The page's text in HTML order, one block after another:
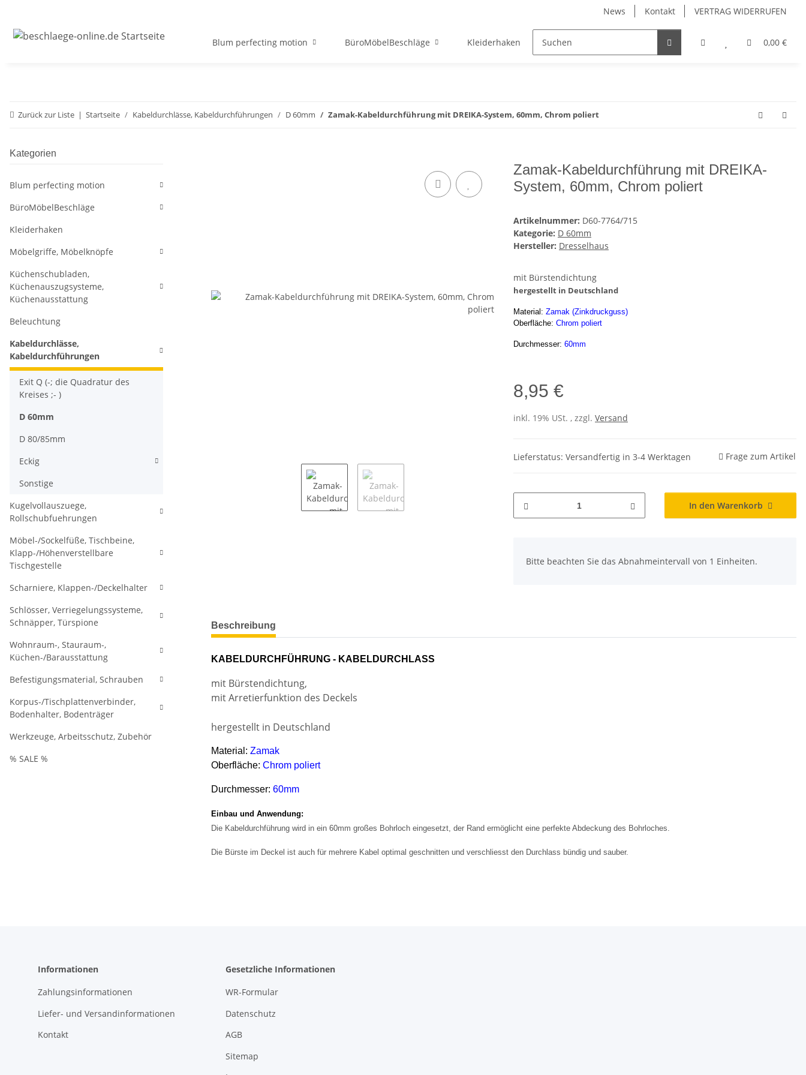
News Kontakt VERTRAG WIDERRUFEN
0,00 €
Blum perfecting motion BüroMöbelBeschläge Kleiderhaken Möbelgriffe, Möbelknöpfe Küchenschubladen,
Zurück zur Liste Startseite Kabeldurchlässe, Kabeldurchführungen D 60mm Zamak-Kabeldurchführung mit DREIKA-System, 60mm, Chrom poliert
Zamak-Kabeldurchführung mit DREIKA-
System, 60mm, Chrom poliert
Artikelnummer: D60-7764/715
Kategorie: D 60mm
Hersteller: Dresselhaus
mit Bürstendichtung
hergestellt in Deutschland
Material: Zamak (Zinkdruckguss)
Oberfläche: Chrom poliert
Durchmesser: 60mm
8,95 €
inkl. 19% USt. , zzgl. Versand
Lieferstatus: Versandfertig in 3-4 Werktagen Frage zum Artikel
In den Warenkorb
Bitte beachten Sie das Abnahmeintervall von 1 Einheiten.
weitere Registerkarten anzeigen
Beschreibung
KABELDURCHFÜHRUNG - KABELDURCHLASS
mit Bürstendichtung,
mit Arretierfunktion des Deckels
hergestellt in Deutschland
Material: Zamak
Oberfläche: Chrom poliert
Durchmesser: 60mm
Einbau und Anwendung:
Die Kabeldurchführung wird in ein 60mm großes Bohrloch eingesetzt, der Rand ermöglicht eine perfekte Abdeckung des Bohrloches.
Die Bürste im Deckel ist auch für mehrere Kabel optimal geschnitten und verschliesst den Durchlass bündig und sauber.
Kategorien
Blum perfecting motion
BüroMöbelBeschläge
Kleiderhaken
Möbelgriffe, Möbelknöpfe
Küchenschubladen,
Küchenauszugsysteme,
Küchenausstattung
Beleuchtung
Kabeldurchlässe,
Kabeldurchführungen
Exit Q (-; die Quadratur des
Kreises ;- )
D 60mm
D 80/85mm
Eckig
Sonstige
Kugelvollauszuege,
Rollschubfuehrungen
Möbel-/Sockelfüße, Tischbeine,
Klapp-/Höhenverstellbare
Tischgestelle
Scharniere, Klappen-/Deckelhalter
Schlösser, Verriegelungssysteme,
Schnäpper, Türspione
Wohnraum-, Stauraum-,
Küchen-/Barausstattung
Befestigungsmaterial, Schrauben
Korpus-/Tischplattenverbinder,
Bodenhalter, Bodenträger
Werkzeuge, Arbeitsschutz, Zubehör
% SALE %
Informationen
Zahlungsinformationen
Liefer- und Versandinformationen
Kontakt
Gesetzliche Informationen
WR-Formular
Datenschutz
AGB
Sitemap